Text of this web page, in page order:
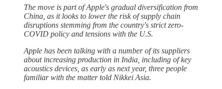
The move is part of Apple's gradual diversification from
China, as it looks to lower the risk of supply chain
disruptions stemming from the country's strict zero-
COVID policy and tensions with the U.S.
Apple has been talking with a number of its suppliers
about increasing production in India, including of key
acoustics devices, as early as next year, three people
familiar with the matter told Nikkei Asia.